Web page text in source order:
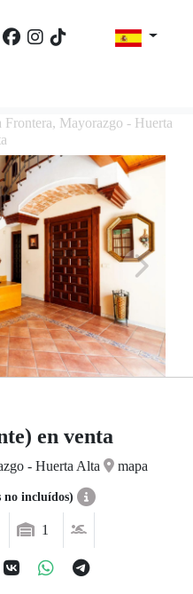
Frontera, Mayorazgo - Huerta
en venta
- Huerta Alta mapa
no incluídos)
1